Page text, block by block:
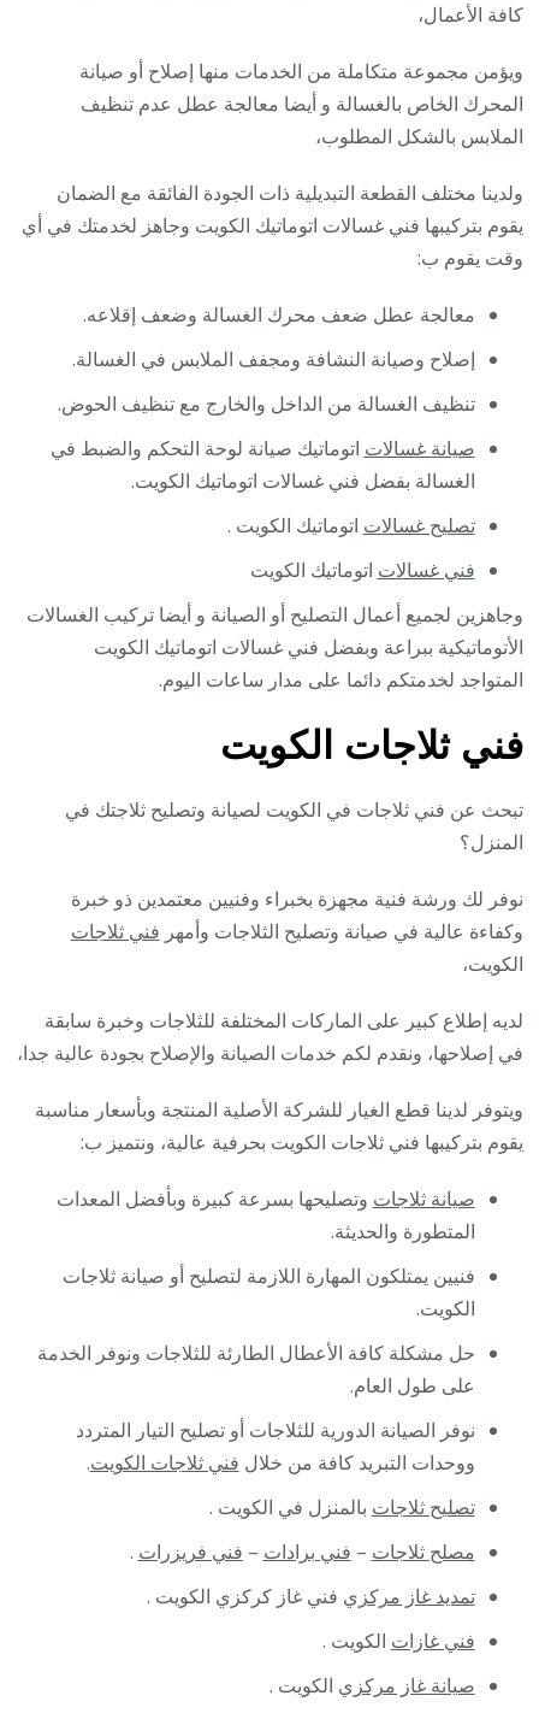
كافة الأعمال،
ويؤمن مجموعة متكاملة من الخدمات منها إصلاح أو صيانة
المحرك الخاص بالغسالة و أيضا معالجة عطل عدم تنظيف
الملابس بالشكل المطلوب،
ولدينا مختلف القطعة التبديلية ذات الجودة الفائقة مع الضمان
يقوم بتركيبها فني غسالات اتوماتيك الكويت وجاهز لخدمتك في أي
وقت يقوم ب:
معالجة عطل ضعف محرك الغسالة وضعف إقلاعه.
إصلاح وصيانة النشافة ومجفف الملابس في الغسالة.
تنظيف الغسالة من الداخل والخارج مع تنظيف الحوض.
صيانة غسالات اتوماتيك صيانة لوحة التحكم والضبط في
الغسالة بفضل فني غسالات اتوماتيك الكويت.
تصليح غسالات اتوماتيك الكويت .
فني غسالات اتوماتيك الكويت
وجاهزين لجميع أعمال التصليح أو الصيانة و أيضا تركيب الغسالات
الأتوماتيكية ببراعة وبفضل فني غسالات اتوماتيك الكويت
المتواجد لخدمتكم دائما على مدار ساعات اليوم.
فني ثلاجات الكويت
تبحث عن فني ثلاجات في الكويت لصيانة وتصليح ثلاجتك في
المنزل؟
نوفر لك ورشة فنية مجهزة بخبراء وفنيين معتمدين ذو خبرة
وكفاءة عالية في صيانة وتصليح الثلاجات وأمهر فني ثلاجات
الكويت،
لديه إطلاع كبير على الماركات المختلفة للثلاجات وخبرة سابقة
في إصلاحها، ونقدم لكم خدمات الصيانة والإصلاح بجودة عالية جدا،
ويتوفر لدينا قطع الغيار للشركة الأصلية المنتجة وبأسعار مناسبة
يقوم بتركيبها فني ثلاجات الكويت بحرفية عالية، ونتميز ب:
صيانة ثلاجات وتصليحها بسرعة كبيرة وبأفضل المعدات
المتطورة والحديثة.
فنيين يمتلكون المهارة اللازمة لتصليح أو صيانة ثلاجات
الكويت.
حل مشكلة كافة الأعطال الطارئة للثلاجات ونوفر الخدمة
على طول العام.
نوفر الصيانة الدورية للثلاجات أو تصليح التيار المتردد
ووحدات التبريد كافة من خلال فني ثلاجات الكويت.
تصليح ثلاجات بالمنزل في الكويت .
مصلح ثلاجات – فني برادات – فني فريزرات .
تمديد غاز مركزي فني غاز كركزي الكويت .
فني غازات الكويت .
صيانة غاز مركزي الكويت .